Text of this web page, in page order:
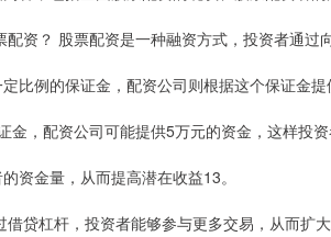
资？ 股票配资是一种融资方式，投资者通过
比例的保证金，配资公司则根据这个保证金提
金，配资公司可能提供5万元的资金，这样投资
资金量，从而提高潜在收益13。
贷杠杆，投资者能够参与更多交易，从而扩大